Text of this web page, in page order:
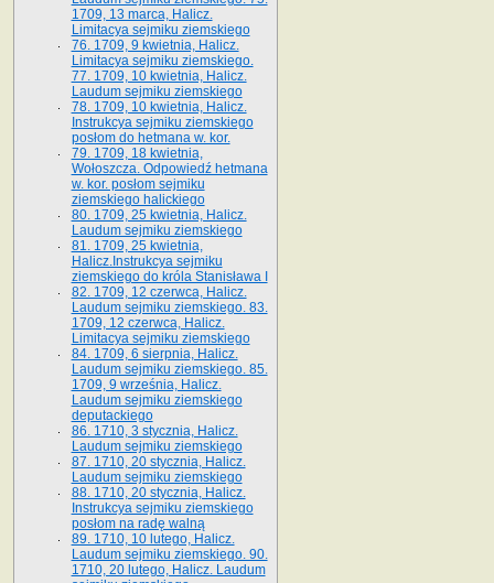
1709, 13 marca, Halicz.
Limitacya sejmiku ziemskiego
76. 1709, 9 kwietnia, Halicz.
Limitacya sejmiku ziemskiego.
77. 1709, 10 kwietnia, Halicz.
Laudum sejmiku ziemskiego
78. 1709, 10 kwietnia, Halicz.
Instrukcya sejmiku ziemskiego
posłom do hetmana w. kor.
79. 1709, 18 kwietnia,
Wołoszcza. Odpowiedź hetmana
w. kor. posłom sejmiku
ziemskiego halickiego
80. 1709, 25 kwietnia, Halicz.
Laudum sejmiku ziemskiego
81. 1709, 25 kwietnia,
Halicz.Instrukcya sejmiku
ziemskiego do króla Stanisława I
82. 1709, 12 czerwca, Halicz.
Laudum sejmiku ziemskiego. 83.
1709, 12 czerwca, Halicz.
Limitacya sejmiku ziemskiego
84. 1709, 6 sierpnia, Halicz.
Laudum sejmiku ziemskiego. 85.
1709, 9 września, Halicz.
Laudum sejmiku ziemskiego
deputackiego
86. 1710, 3 stycznia, Halicz.
Laudum sejmiku ziemskiego
87. 1710, 20 stycznia, Halicz.
Laudum sejmiku ziemskiego
88. 1710, 20 stycznia, Halicz.
Instrukcya sejmiku ziemskiego
posłom na radę walną
89. 1710, 10 lutego, Halicz.
Laudum sejmiku ziemskiego. 90.
1710, 20 lutego, Halicz. Laudum